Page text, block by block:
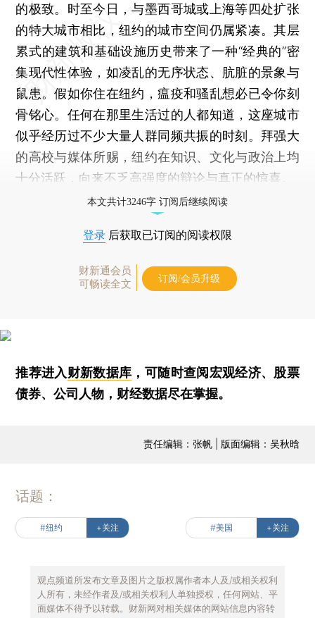
的极致。时至今日，与墨西哥城或上海等四处扩张
的特大城市相比，纽约的城市空间仍属紧凑。其层
累式的建筑和基础设施历史带来了一种“经典的”密
集现代性体验，如凌乱的无序状态、肮脏的景象与
鼠患。假如你住在纽约，瘟疫和骚乱想必已令你刻
骨铭心。任何在那里生活过的人都知道，这座城市
似乎经历过不少大量人群同频共振的时刻。拜强大
的高校与媒体所赐，纽约在知识、文化与政治上均
十分活跃，向来不乏高强度的辩论与真正的惊喜。
本文共计3246字 订阅后继续阅读
登录 后获取已订阅的阅读权限
财新通会员
可畅读全文
订阅/会员升级
推荐进入财新数据库 ，可随时查阅宏观经济、股票
债券、公司人物，财经数据尽在掌握。
责任编辑：张帆 | 版面编辑：吴秋晗
话题：
#纽约 +关注 #美国 +关注
观点频道所发布文章及图片之版权属作者本人及/或相关权利
人所有，未经作者及/或相关权利人单独授权，任何网站、平
面媒体不得予以转载。财新网对相关媒体的网站信息内容转